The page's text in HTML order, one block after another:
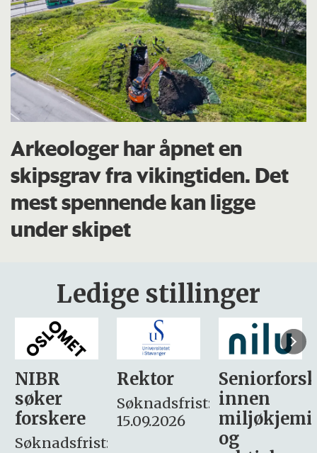
Arkeologer har åpnet en
skipsgrav fra vikingtiden. Det
mest spennende kan ligge
under skipet
Ledige stillinger
Rektor
Søknadsfrist:
15.09.2026
Seniorforsker
innen
miljøkjemi
søker
– fast